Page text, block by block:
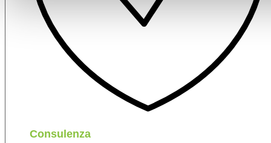
Consulenza